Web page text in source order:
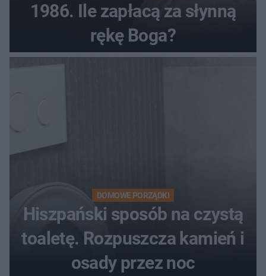
1986. Ile zapłacą za słynną
rękę Boga?
DOMOWE PORZĄDKI
Hiszpański sposób na czystą
toaletę. Rozpuszcza kamień i
osady przez noc